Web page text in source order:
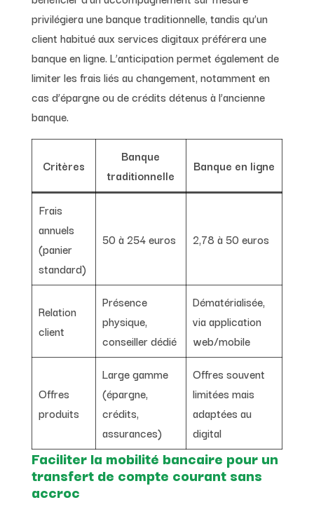
privilégiera une banque traditionnelle, tandis qu’un
client habitué aux services digitaux préférera une
banque en ligne. L’anticipation permet également de
limiter les frais liés au changement, notamment en
cas d’épargne ou de crédits détenus à l’ancienne
banque.
Critères
Banque
traditionnelle
Banque en ligne
Frais
annuels
(panier
standard)
50 à 254 euros 2,78 à 50 euros
Relation
client
Présence
physique,
conseiller dédié
Dématérialisée,
via application
web/mobile
Offres
produits
Large gamme
(épargne,
crédits,
assurances)
Offres souvent
limitées mais
adaptées au
digital
Faciliter la mobilité bancaire pour un
transfert de compte courant sans
accroc